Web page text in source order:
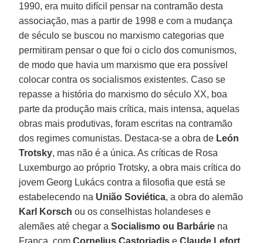
1990, era muito difícil pensar na contramão desta
associação, mas a partir de 1998 e com a mudança
de século se buscou no marxismo categorias que
permitiram pensar o que foi o ciclo dos comunismos,
de modo que havia um marxismo que era possível
colocar contra os socialismos existentes. Caso se
repasse a história do marxismo do século XX, boa
parte da produção mais crítica, mais intensa, aquelas
obras mais produtivas, foram escritas na contramão
dos regimes comunistas. Destaca-se a obra de León
Trotsky, mas não é a única. As críticas de Rosa
Luxemburgo ao próprio Trotsky, a obra mais crítica do
jovem Georg Lukács contra a filosofia que está se
estabelecendo na União Soviética, a obra do alemão
Karl Korsch ou os conselhistas holandeses e
alemães até chegar aSocialismo ou Barbárie na
França, comCornelius Castoriadis eClaude Lefort.